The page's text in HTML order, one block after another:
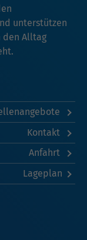
unterstützen
den Alltag
Kontakt
Anfahrt
Lageplan